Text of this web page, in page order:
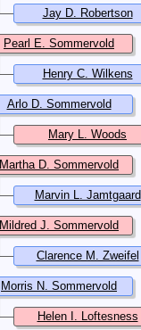
Jay D. Robertson
Pearl E. Sommervold
Henry C. Wilkens
Arlo D. Sommervold
Mary L. Woods
Martha D. Sommervold
Marvin L. Jamtgaard
Mildred J. Sommervold
Clarence M. Zweifel
Morris N. Sommervold
Helen I. Loftesness